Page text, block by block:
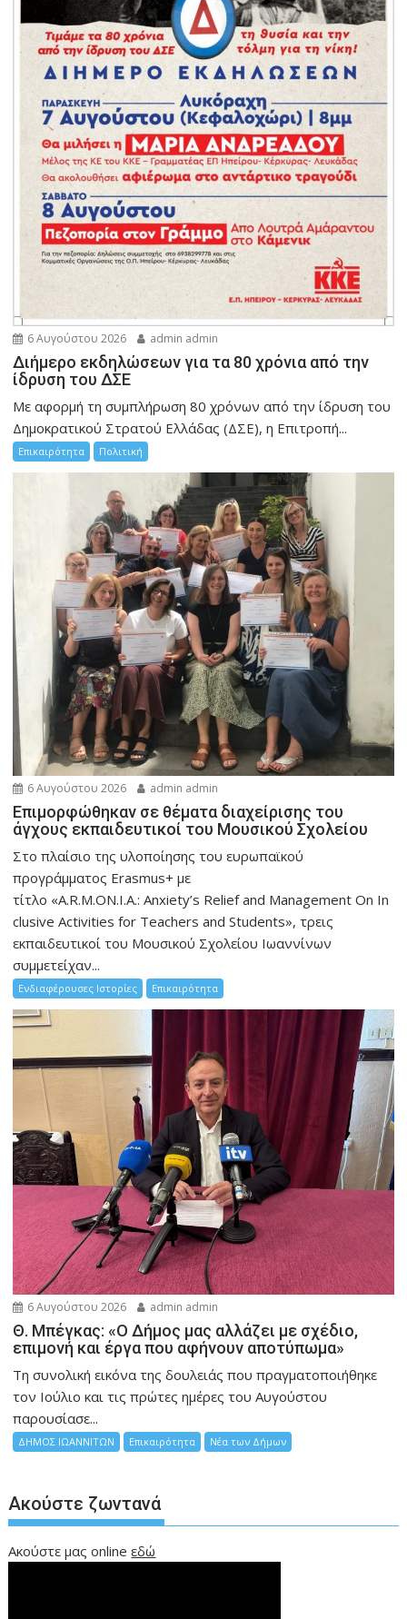
6 Αυγούστου 2026 admin admin
Διήμερο εκδηλώσεων για τα 80 χρόνια από την
ίδρυση του ΔΣΕ
Με αφορμή τη συμπλήρωση 80 χρόνων από την ίδρυση του
Δημοκρατικού Στρατού Ελλάδας (ΔΣΕ), η Επιτροπή...
Επικαιρότητα Πολιτική
6 Αυγούστου 2026 admin admin
Eπιμορφώθηκαν σε θέματα διαχείρισης του
άγχους εκπαιδευτικοί του Μουσικού Σχολείου
Στο πλαίσιο της υλοποίησης του ευρωπαϊκού
προγράμματος Erasmus+ με
τίτλο «A.R.M.ON.I.A.: Anxiety’s Relief and Management On In
clusive Activities for Teachers and Students», τρεις
εκπαιδευτικοί του Μουσικού Σχολείου Ιωαννίνων
συμμετείχαν...
Ενδιαφέρουσες Ιστορίες Επικαιρότητα
6 Αυγούστου 2026 admin admin
Θ. Μπέγκας: «Ο Δήμος μας αλλάζει με σχέδιο,
επιμονή και έργα που αφήνουν αποτύπωμα»
Τη συνολική εικόνα της δουλειάς που πραγματοποιήθηκε
τον Ιούλιο και τις πρώτες ημέρες του Αυγούστου
παρουσίασε...
ΔΗΜΟΣ ΙΩΑΝΝΙΤΩΝ Επικαιρότητα Νέα των Δήμων
Ακούστε ζωντανά
Ακούστε μας onlineεδώ